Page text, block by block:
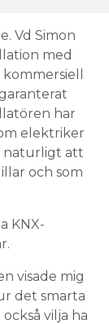
Vd Simon
med
har
elektriker
naturligt att
och som
KNX-
visade mig
det smarta
vilja ha